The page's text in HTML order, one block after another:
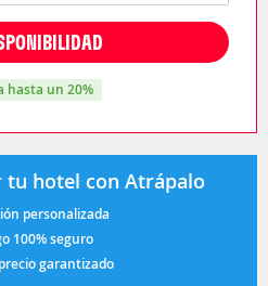
hasta un 20%
tu hotel con Atrápalo
personalizada
100% seguro
garantizado